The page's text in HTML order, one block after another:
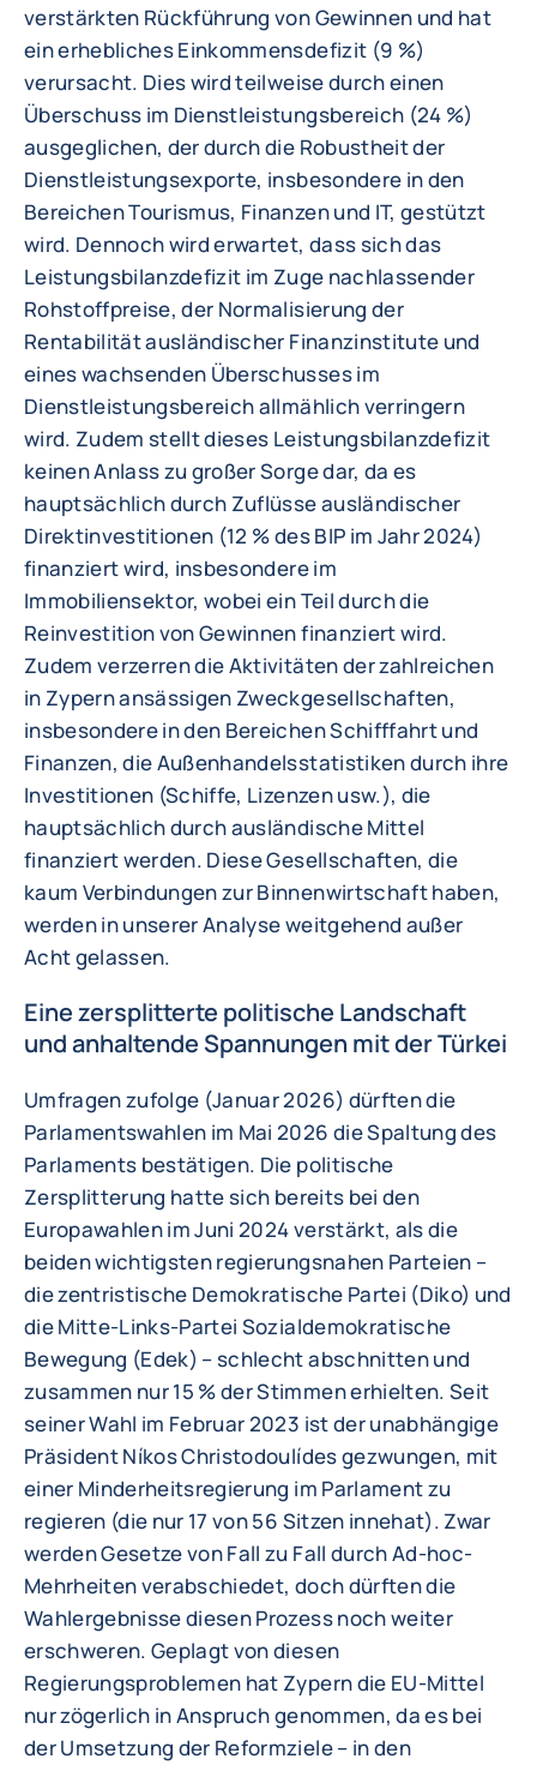
verstärkten Rückführung von Gewinnen und hat
ein erhebliches Einkommensdefizit (9 %)
verursacht. Dies wird teilweise durch einen
Überschuss im Dienstleistungsbereich (24 %)
ausgeglichen, der durch die Robustheit der
Dienstleistungsexporte, insbesondere in den
Bereichen Tourismus, Finanzen und IT, gestützt
wird. Dennoch wird erwartet, dass sich das
Leistungsbilanzdefizit im Zuge nachlassender
Rohstoffpreise, der Normalisierung der
Rentabilität ausländischer Finanzinstitute und
eines wachsenden Überschusses im
Dienstleistungsbereich allmählich verringern
wird. Zudem stellt dieses Leistungsbilanzdefizit
keinen Anlass zu großer Sorge dar, da es
hauptsächlich durch Zuflüsse ausländischer
Direktinvestitionen (12 % des BIP im Jahr 2024)
finanziert wird, insbesondere im
Immobiliensektor, wobei ein Teil durch die
Reinvestition von Gewinnen finanziert wird.
Zudem verzerren die Aktivitäten der zahlreichen
in Zypern ansässigen Zweckgesellschaften,
insbesondere in den Bereichen Schifffahrt und
Finanzen, die Außenhandelsstatistiken durch ihre
Investitionen (Schiffe, Lizenzen usw.), die
hauptsächlich durch ausländische Mittel
finanziert werden. Diese Gesellschaften, die
kaum Verbindungen zur Binnenwirtschaft haben,
werden in unserer Analyse weitgehend außer
Acht gelassen.
Eine zersplitterte politische Landschaft
und anhaltende Spannungen mit der Türkei
Umfragen zufolge (Januar 2026) dürften die
Parlamentswahlen im Mai 2026 die Spaltung des
Parlaments bestätigen. Die politische
Zersplitterung hatte sich bereits bei den
Europawahlen im Juni 2024 verstärkt, als die
beiden wichtigsten regierungsnahen Parteien –
die zentristische Demokratische Partei (Diko) und
die Mitte-Links-Partei Sozialdemokratische
Bewegung (Edek) – schlecht abschnitten und
zusammen nur 15 % der Stimmen erhielten. Seit
seiner Wahl im Februar 2023 ist der unabhängige
Präsident Níkos Christodoulídes gezwungen, mit
einer Minderheitsregierung im Parlament zu
regieren (die nur 17 von 56 Sitzen innehat). Zwar
werden Gesetze von Fall zu Fall durch Ad-hoc-
Mehrheiten verabschiedet, doch dürften die
Wahlergebnisse diesen Prozess noch weiter
erschweren. Geplagt von diesen
Regierungsproblemen hat Zypern die EU-Mittel
nur zögerlich in Anspruch genommen, da es bei
der Umsetzung der Reformziele – in den